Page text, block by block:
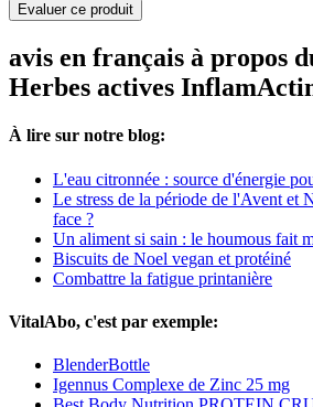
Evaluer ce produit
avis en français à propos
Herbes actives
À lire sur notre blog:
L'eau citronnée : source d'énergie
Le stress de la période de l'Avent et
face ?
Un aliment si sain : le houmous fait
Biscuits de Noel vegan et protéiné
Combattre la fatigue printanière
VitalAbo, c'est par exemple:
BlenderBottle
Igennus Complexe de Zinc 25 mg